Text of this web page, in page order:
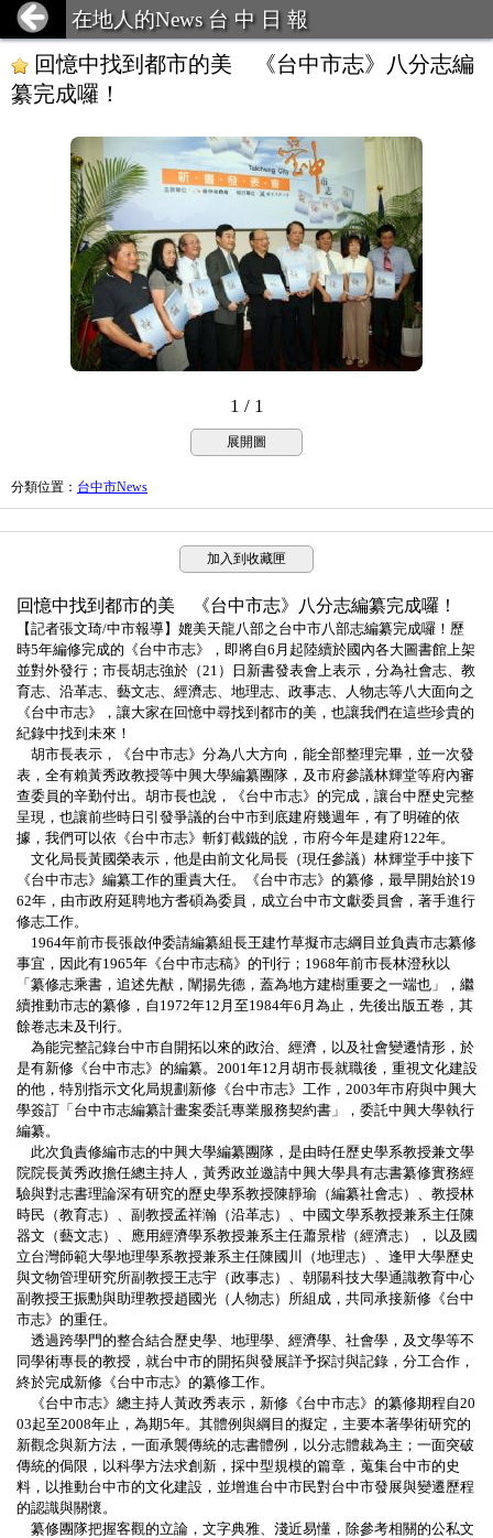
在地人的News 台 中 日 報
回憶中找到都市的美 《台中市志》八分志編
纂完成囉！
1 / 1
展開圖
分類位置 ： 台中市News
加入到收藏匣
回憶中找到都市的美 《台中市志》八分志編纂完成囉！
【記者張文琦/中市報導】媲美天龍八部之台中市八部志編纂完成囉！歷
時5年編修完成的《台中市志》，即將自6 月起陸續於國內各大圖書館上架
並對外發行；市長胡志強於（21 ）日新書發表會上表示，分為社會志、教
育志、沿革志、藝文志、經濟志、地理志、政事志、人物志等八大面向之
《台中市志》，讓大家在回憶中尋找到都市的美，也讓我們在這些珍貴的
紀錄中找到未來！
胡市長表示，《台中市志》分為八大方向，能全部整理完畢，並一次發
表，全有賴黃秀政教授等中興大學編纂團隊，及市府參議林輝堂等府內審
查委員的辛勤付出。胡市長也說，《台中市志》的完成，讓台中歷史完整
呈現，也讓前些時日引發爭議的台中市到底建府幾週年，有了明確的依
據，我們可以依《台中市志》斬釘截鐵的說，市府今年是建府122年。
文化局長黃國榮表示，他是由前文化局長（現任參議）林輝堂手中接下
《台中市志》編纂工作的重責大任。《台中市志》的纂修，最早開始於19
62年，由市政府延聘地方耆碩為委員，成立台中市文獻委員會，著手進行
修志工作。
1964年前市長張啟仲委請編纂組長王建竹草擬市志綱目並負責市志纂修
事宜，因此有1965年《台中市志稿》的刊行； 1968年前市長林澄秋以
「纂修志乘書，追述先猷，闡揚先德，蓋為地方建樹重要之一端也」，繼
續推動市志的纂修，自 1972年12 月至1984年6 月為止，先後出版五卷，其
餘卷志未及刊行。
為能完整記錄台中市自開拓以來的政治、經濟，以及社會變遷情形，於
是有新修《台中市志》的編纂。 2001年12 月胡市長就職後，重視文化建設
的他，特別指示文化局規劃新修《台中市志》工作， 2003年市府與中興大
學簽訂「台中市志編纂計畫案委託專業服務契約書」，委託中興大學執行
編纂。
此次負責修編市志的中興大學編纂團隊，是由時任歷史學系教授兼文學
院院長黃秀政擔任總主持人，黃秀政並邀請中興大學具有志書纂修實務經
驗與對志書理論深有研究的歷史學系教授陳靜瑜（編纂社會志）、教授林
時民（教育志）、副教授孟祥瀚（沿革志）、中 國文學系教授兼系主任陳
器文（藝文志）、應用經濟學系教授兼系主任蕭景楷（經濟志），
以及國
立台灣師範大學地理學系教授兼系主任陳國川（地理志）、逢甲大學歷史
與文物管理研究所副教授王志宇（政事志）、朝陽科技大學通識教育中心
副教授王振勳與助理教授趙國光（人物志）所組成，共同承接新修《台中
市志》的重任。
透過跨學門的整合結合歷史學、地理學、經濟學、社會學，及文學等不
同學術專長的教授，就台中市的開拓與發展詳予探討與記錄，分工合作，
終於完成新修《台中市志》的纂修工作。
《台中市志》總主持人黃政秀表示，新修《台中市志》的纂修期程自20
03起至2008年止，為期5年。其體例與綱目的擬定，主要本著學術研究的
新觀念與新方法，一面承襲傳統的志書體例，以分志體裁為主；一面突破
傳統的侷限，以科學方法求創新，採中型規模的篇章，蒐集台中市的史
料，以推動台中市的文化建設，並增進台中市民對台中市發展與變遷歷程
的認識與關懷。
纂修團隊把握客觀的立論，文字典雅、淺近易懂，除參考相關的公私文